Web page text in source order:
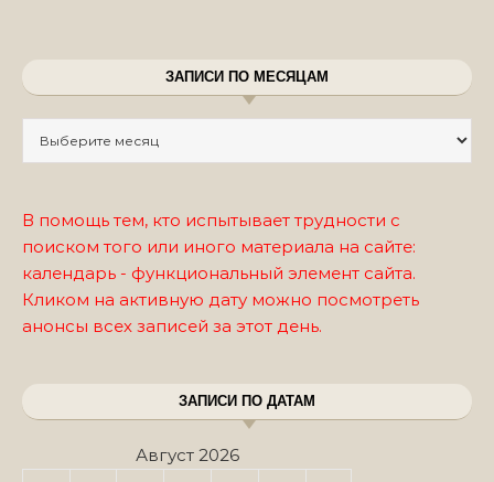
ЗАПИСИ ПО МЕСЯЦАМ
В помощь тем, кто испытывает трудности с
поиском того или иного материала на сайте:
календарь - функциональный элемент сайта.
Кликом на активную дату можно посмотреть
анонсы всех записей за этот день.
ЗАПИСИ ПО ДАТАМ
Август 2026